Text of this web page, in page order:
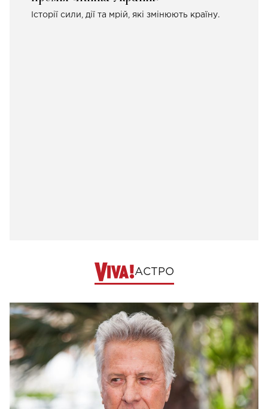
Історії сили, дії та мрій, які змінюють країну.
АСТРО